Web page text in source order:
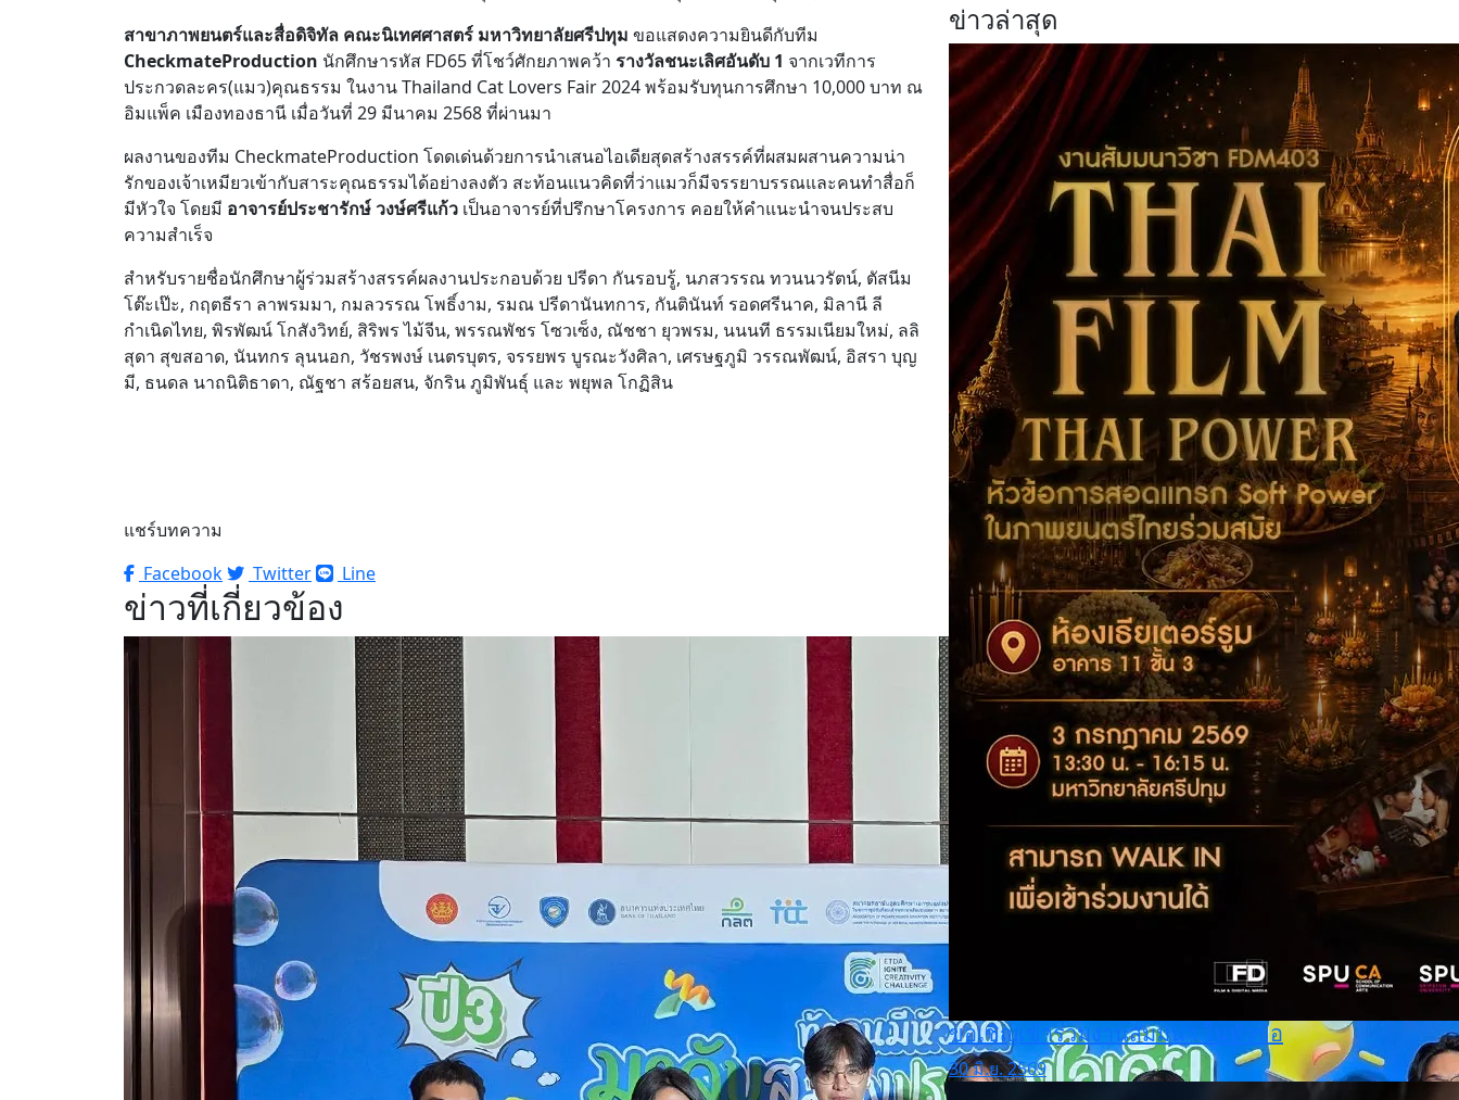
สาขาภาพยนตร์และสื่อดิจิทัล คณะนิเทศศาสตร์ มหาวิทยาลัยศรีปทุม ขอแสดงความยินดีกับทีม
CheckmateProduction นักศึกษารหัส FD65 ที่โชว์ศักยภาพคว้า รางวัลชนะเลิศอันดับ 1 จากเวทีการ
ประกวดละคร(แมว)คุณธรรม ในงาน Thailand Cat Lovers Fair 2024 พร้อมรับทุนการศึกษา 10,000 บาท ณ
อิมแพ็ค เมืองทองธานี เมื่อวันที่ 29 มีนาคม 2568 ที่ผ่านมา
ผลงานของทีม CheckmateProduction โดดเด่นด้วยการนำเสนอไอเดียสุดสร้างสรรค์ที่ผสมผสานความน่า
รักของเจ้าเหมียวเข้ากับสาระคุณธรรมได้อย่างลงตัว สะท้อนแนวคิดที่ว่าแมวก็มีจรรยาบรรณและคนทำสื่อก็
มีหัวใจ โดยมี อาจารย์ประชารักษ์ วงษ์ศรีแก้ว เป็นอาจารย์ที่ปรึกษาโครงการ คอยให้คำแนะนำจนประสบ
ความสำเร็จ
สำหรับรายชื่อนักศึกษาผู้ร่วมสร้างสรรค์ผลงานประกอบด้วย ปรีดา กันรอบรู้, นภสวรรณ ทวนนวรัตน์, ตัสนีม
โต๊ะเป๊ะ, กฤตธีรา ลาพรมมา, กมลวรรณ โพธิ์งาม, รมณ ปรีดานันทการ, กันตินันท์ รอดศรีนาค, มิลานี ลี
กำเนิดไทย, พิรพัฒน์ โกสังวิทย์, สิริพร ไม้จีน, พรรณพัชร โซวเซ็ง, ณัชชา ยุวพรม, นนนที ธรรมเนียมใหม่, ลลิ
สุดา สุขสอาด, นันทกร ลุนนอก, วัชรพงษ์ เนตรบุตร, จรรยพร บูรณะวังศิลา, เศรษฐภูมิ วรรณพัฒน์, อิสรา บุญ
มี, ธนดล นาถนิติธาดา, ณัฐชา สร้อยสน, จักริน ภูมิพันธุ์ และ พยุพล โกฏิสิน
แชร์บทความ
Facebook
Twitter Line
ข่าวที่เกี่ยวข้อง
ข่าวล่าสุด
ขอเชิญเข้าร่วมงานสัมมนา ในหัวข้อ
30 มิ.ย. 2569